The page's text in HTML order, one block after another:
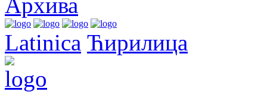
Latinica Ћирилица